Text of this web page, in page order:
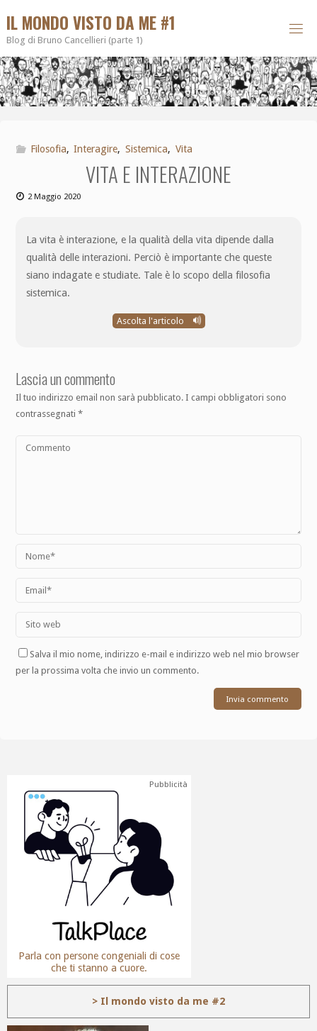
IL MONDO VISTO DA ME #1
Blog di Bruno Cancellieri (parte 1)
Filosofia, Interagire, Sistemica, Vita
VITA E INTERAZIONE
2 Maggio 2020
La vita è interazione, e la qualità della vita dipende dalla
qualità delle interazioni. Perciò è importante che queste
siano indagate e studiate. Tale è lo scopo della filosofia
sistemica.
Ascolta l'articolo
Lascia un commento
Il tuo indirizzo email non sarà pubblicato. I campi obbligatori sono
contrassegnati*
Salva il mio nome, indirizzo e-mail e indirizzo web nel mio browser
per la prossima volta che invio un commento.
Pubblicità
Parla con persone congeniali di cose
che ti stanno a cuore.
> Il mondo visto da me #2